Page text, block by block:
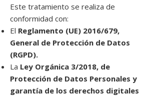
Este tratamiento se realiza de
conformidad con:
El Reglamento (UE) 2016/679,
General de Protección de Datos
(RGPD).
La Ley Orgánica 3/2018, de
Protección de Datos Personales y
garantía de los derechos digitales